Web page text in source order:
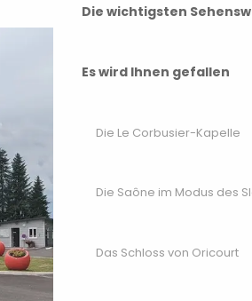
Die wichtigsten
Es wird Ihnen gefallen
Die Le Corbusier-Kapelle
Die Saône im Modus des
Das Schloss von Oricourt